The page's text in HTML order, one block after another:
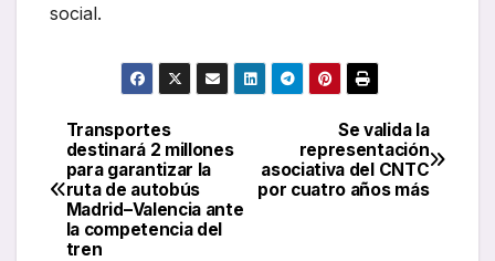
social.
Navegación
de
entradas
Se valida la
representación
asociativa del CNTC
por cuatro años más
Transportes
destinará 2 millones
para garantizar la
ruta de autobús
Madrid–Valencia ante
la competencia del
tren